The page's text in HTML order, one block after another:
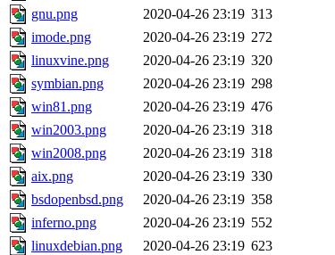
gnu.png
2020-04-26 23:19 313
imode.png
2020-04-26 23:19 272
linuxvine.png
2020-04-26 23:19 320
symbian.png
2020-04-26 23:19 298
win81.png
2020-04-26 23:19 476
win2003.png
2020-04-26 23:19 318
win2008.png
2020-04-26 23:19 318
aix.png
2020-04-26 23:19 330
bsdopenbsd.png
2020-04-26 23:19 358
inferno.png
2020-04-26 23:19 552
linuxdebian.png
2020-04-26 23:19 623